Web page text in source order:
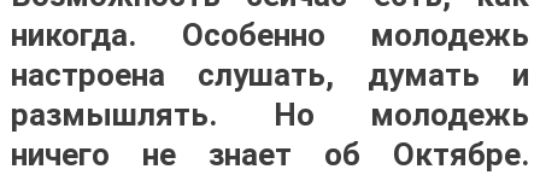
никогда. Особенно молодежь
настроена слушать, думать и
размышлять. Но молодежь
ничего не знает об Октябре.